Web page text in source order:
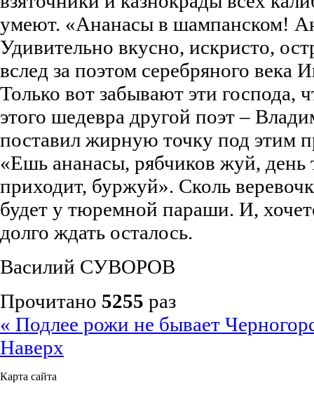
умеют. «Ананасы в шампанском!
Удивительно вкусно, искристо,
вслед за поэтом серебряного века
Только вот забывают эти господа,
этого шедевра другой поэт –
поставил жирную точку под этим
«Ешь ананасы, рябчиков жуй, день
приходит, буржуй». Сколь
будет у тюремной параши. И,
долго ждать осталось.
Василий СУВОРОВ
Прочитано 5255 раз
« Подлее рожи не бывает
Наверх
Карта сайта